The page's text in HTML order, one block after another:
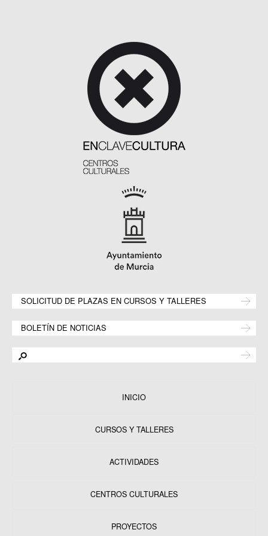
SOLICITUD DE PLAZAS EN CURSOS Y TALLERES
BOLETÍN DE NOTICIAS
INICIO
CURSOS Y TALLERES
ACTIVIDADES
CENTROS CULTURALES
PROYECTOS